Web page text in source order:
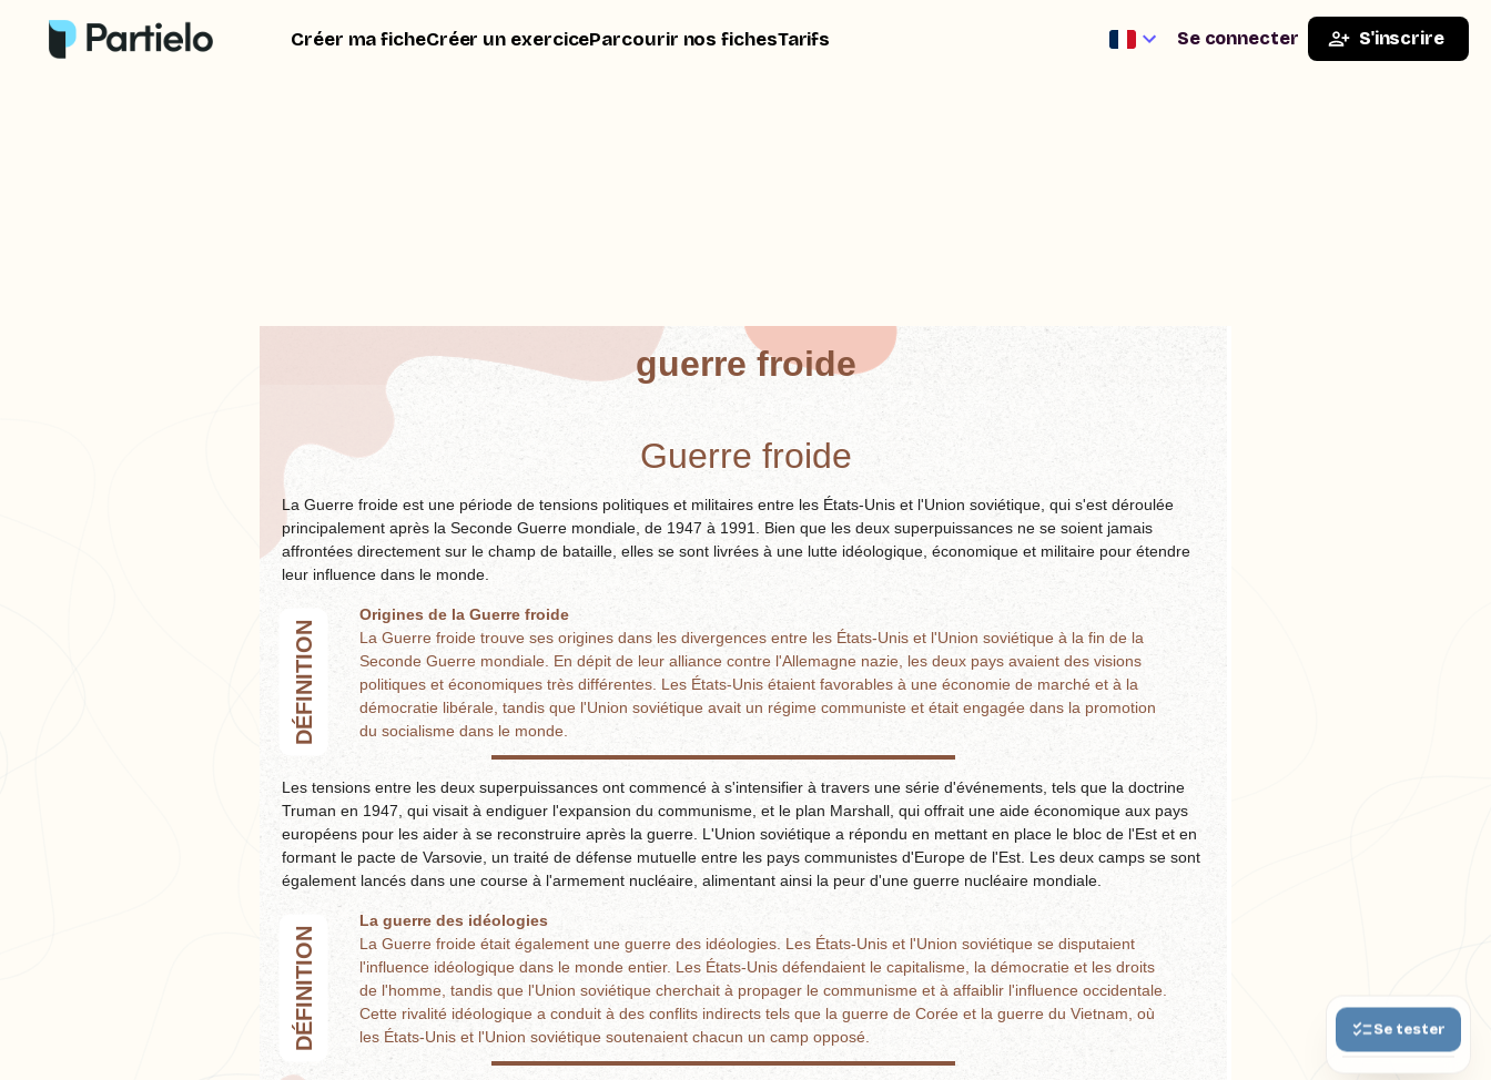
Créer ma ficheCréer un exerciceParcourir nos fichesTarifs Se connecter S'inscrire
Se tester
guerre froide
Guerre froide
La Guerre froide est une période de tensions politiques et militaires entre les États-Unis et l'Union soviétique, qui s'est déroulée
principalement après la Seconde Guerre mondiale, de 1947 à 1991. Bien que les deux superpuissances ne se soient jamais
affrontées directement sur le champ de bataille, elles se sont livrées à une lutte idéologique, économique et militaire pour étendre
leur influence dans le monde.
DÉFINITION
Origines de la Guerre froide
La Guerre froide trouve ses origines dans les divergences entre les États-Unis et l'Union soviétique à la fin de la
Seconde Guerre mondiale. En dépit de leur alliance contre l'Allemagne nazie, les deux pays avaient des visions
politiques et économiques très différentes. Les États-Unis étaient favorables à une économie de marché et à la
démocratie libérale, tandis que l'Union soviétique avait un régime communiste et était engagée dans la promotion
du socialisme dans le monde.
Les tensions entre les deux superpuissances ont commencé à s'intensifier à travers une série d'événements, tels que la doctrine
Truman en 1947, qui visait à endiguer l'expansion du communisme, et le plan Marshall, qui offrait une aide économique aux pays
européens pour les aider à se reconstruire après la guerre. L'Union soviétique a répondu en mettant en place le bloc de l'Est et en
formant le pacte de Varsovie, un traité de défense mutuelle entre les pays communistes d'Europe de l'Est. Les deux camps se sont
également lancés dans une course à l'armement nucléaire, alimentant ainsi la peur d'une guerre nucléaire mondiale.
DÉFINITION
La guerre des idéologies
La Guerre froide était également une guerre des idéologies. Les États-Unis et l'Union soviétique se disputaient
l'influence idéologique dans le monde entier. Les États-Unis défendaient le capitalisme, la démocratie et les droits
de l'homme, tandis que l'Union soviétique cherchait à propager le communisme et à affaiblir l'influence occidentale.
Cette rivalité idéologique a conduit à des conflits indirects tels que la guerre de Corée et la guerre du Vietnam, où
les États-Unis et l'Union soviétique soutenaient chacun un camp opposé.